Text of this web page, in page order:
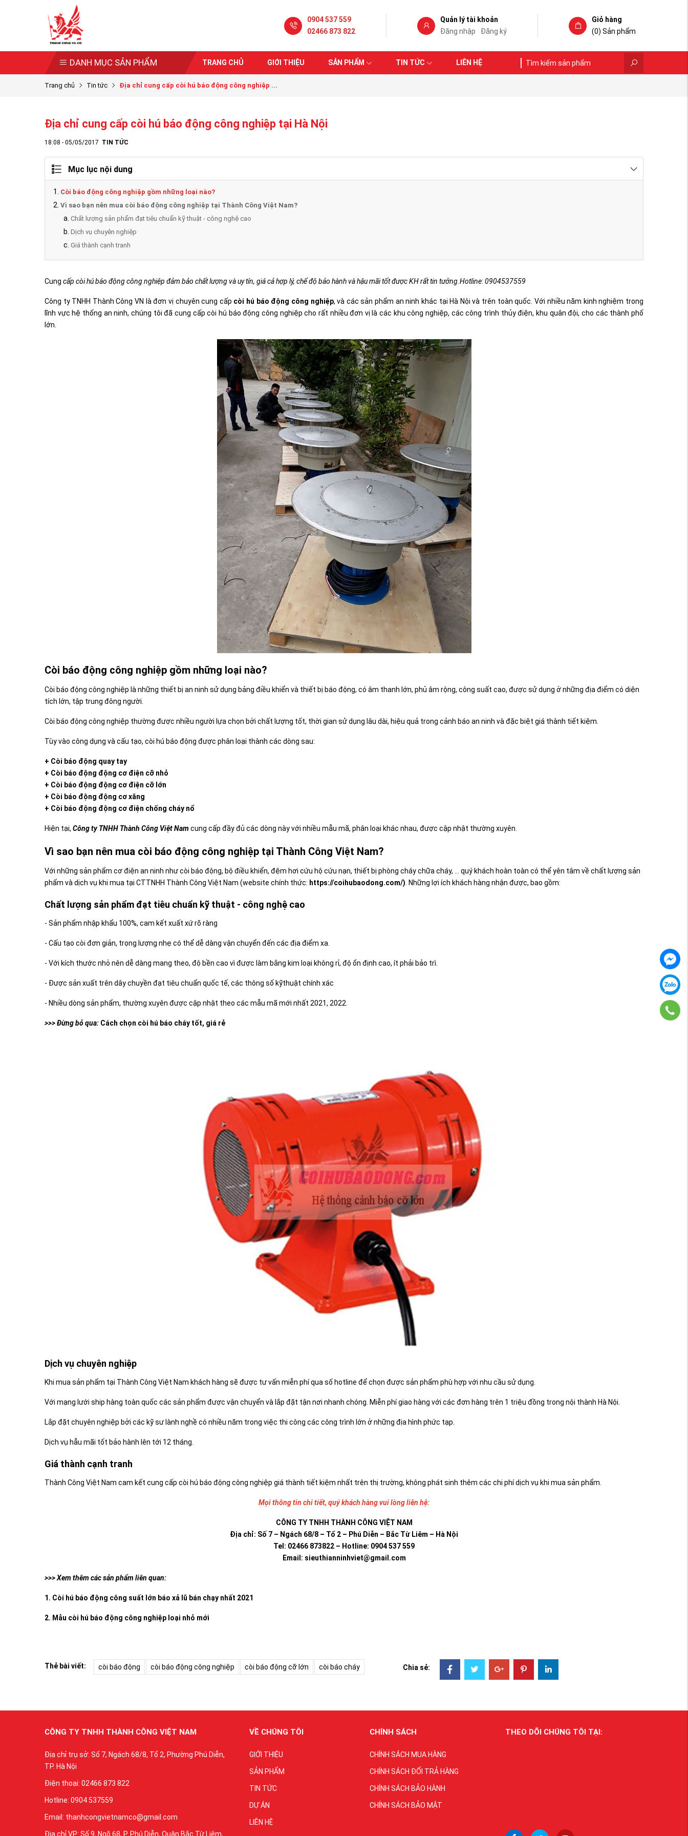
0904 537 559
02466 873 822
Quản lý tài khoản
Đăng nhập
Đăng ký
Giỏ hàng
(0) Sản phẩm
DANH MỤC SẢN PHẨM TRANG CHỦ GIỚI THIỆU SẢN PHẨM TIN TỨC LIÊN HỆ
Trang chủ Tin tức Địa chỉ cung cấp còi hú báo động công nghiệp ...
Địa chỉ cung cấp còi hú báo động công nghiệp tại Hà Nội
18:08 - 05/05/2017 TIN TỨC
Mục lục nội dung
Còi báo động công nghiệp gồm những loại nào?
Vì sao bạn nên mua còi báo động công nghiệp tại Thành Công Việt Nam?
Chất lượng sản phẩm đạt tiêu chuẩn kỹ thuật - công nghệ cao
Dịch vụ chuyên nghiệp
Giá thành cạnh tranh
Cung cấp còi hú báo động công nghiệp đảm bảo chất lượng và uy tín, giá cả hợp lý, chế độ bảo hành và hậu mãi tốt được KH rất tin tưởng.Hotline: 0904537559
Công ty TNHH Thành Công VN là đơn vị chuyên cung cấp còi hú báo động công nghiệp, và các sản phẩm an ninh khác tại Hà Nội và trên toàn quốc. Với nhiều năm kinh nghiệm trong
lĩnh vực hệ thống an ninh, chúng tôi đã cung cấp còi hú báo động công nghiệp cho rất nhiều đơn vị là các khu công nghiệp, các công trình thủy điện, khu quân đội, cho các thành phố
lớn.
Còi báo động công nghiệp gồm những loại nào?
Còi báo động công nghiệp là những thiết bị an ninh sử dụng bảng điều khiển và thiết bị báo động, có âm thanh lớn, phủ âm rộng, công suất cao, được sử dụng ở những địa điểm có diện
tích lớn, tập trung đông người.
Còi báo động công nghiệp thường được nhiều người lựa chọn bởi chất lượng tốt, thời gian sử dụng lâu dài, hiệu quả trong cảnh báo an ninh và đặc biệt giá thành tiết kiệm.
Tùy vào công dụng và cấu tạo, còi hú báo động được phân loại thành các dòng sau:
+ Còi báo động quay tay
+ Còi báo động động cơ điện cỡ nhỏ
+ Còi báo động động cơ điện cỡ lớn
+ Còi báo động động cơ xăng
+ Còi báo động động cơ điện chống cháy nổ
Hiện tại, Công ty TNHH Thành Công Việt Nam cung cấp đầy đủ các dòng này với nhiều mẫu mã, phân loại khác nhau, được cập nhật thường xuyên.
Vì sao bạn nên mua còi báo động công nghiệp tại Thành Công Việt Nam?
Với những sản phẩm cơ điện an ninh như còi báo động, bộ điều khiển, đệm hơi cứu hộ cứu nạn, thiết bị phòng cháy chữa cháy, ... quý khách hoàn toàn có thể yên tâm về chất lượng sản
phẩm và dịch vụ khi mua tại CTTNHH Thành Công Việt Nam (website chính thức: https://coihubaodong.com/) . Những lợi ích khách hàng nhận được, bao gồm:
Chất lượng sản phẩm đạt tiêu chuẩn kỹ thuật - công nghệ cao
- Sản phẩm nhập khẩu 100%, cam kết xuất xứ rõ ràng
- Cấu tạo còi đơn giản, trọng lượng nhẹ có thể dễ dàng vận chuyển đến các địa điểm xa.
- Với kích thước nhỏ nên dễ dàng mang theo, độ bền cao vì được làm bằng kim loại không rỉ, độ ổn định cao, ít phải bảo trì.
- Được sản xuất trên dây chuyền đạt tiêu chuẩn quốc tế, các thông số kỹthuật chính xác
- Nhiều dòng sản phẩm, thường xuyên được cập nhật theo các mẫu mã mới nhất 2021, 2022.
>>> Đừng bỏ qua: Cách chọn còi hú báo cháy tốt, giá rẻ
Dịch vụ chuyên nghiệp
Khi mua sản phẩm tại Thành Công Việt Nam khách hàng sẽ được tư vấn miễn phí qua số hotline để chọn được sản phẩm phù hợp với nhu cầu sử dụng.
Với mạng lưới ship hàng toàn quốc các sản phẩm được vận chuyển và lắp đặt tận nơi nhanh chóng. Miễn phí giao hàng với các đơn hàng trên 1 triệu đồng trong nội thành Hà Nội.
Lắp đặt chuyên nghiệp bởi các kỹ sư lành nghề có nhiều năm trong việc thi công các công trình lớn ở những địa hình phức tạp.
Dịch vụ hẫu mãi tốt bảo hành lên tới 12 tháng.
Giá thành cạnh tranh
Thành Công Việt Nam cam kết cung cấp còi hú báo động công nghiệp giá thành tiết kiệm nhất trên thị trường, không phát sinh thêm các chi phí dịch vụ khi mua sản phẩm.
Mọi thông tin chi tiết, quý khách hàng vui lòng liên hệ:
CÔNG TY TNHH THÀNH CÔNG VIỆT NAM
Địa chỉ: Số 7 – Ngách 68/8 – Tổ 2 – Phú Diễn – Bắc Từ Liêm – Hà Nội
Tel: 02466 873822 – Hotline: 0904 537 559
Email: sieuthianninhviet@gmail.com
>>> Xem thêm các sản phẩm liên quan:
1. Còi hú báo động công suất lớn báo xả lũ bán chạy nhất 2021
2. Mẫu còi hú báo động công nghiệp loại nhỏ mới
Thẻ bài viết: còi báo động còi báo động công nghiệp còi báo động cỡ lớn còi báo cháy Chia sẻ:
CÔNG TY TNHH THÀNH CÔNG VIỆT NAM
Địa chỉ trụ sở: Số 7, Ngách 68/8, Tổ 2, Phường Phú Diễn,
TP. Hà Nội
Điện thoại: 02466 873 822
Hotline: 0904 537559
Email: thanhcongvietnamco@gmail.com
Địa chỉ VP: Số 9, Ngõ 68, P. Phú Diễn, Quận Bắc Từ Liêm,
VỀ CHÚNG TÔI
GIỚI THIỆU
SẢN PHẨM
TIN TỨC
DỰ ÁN
LIÊN HỆ
CHÍNH SÁCH
CHÍNH SÁCH MUA HÀNG
CHÍNH SÁCH ĐỔI TRẢ HÀNG
CHÍNH SÁCH BẢO HÀNH
CHÍNH SÁCH BẢO MẬT
THEO DÕI CHÚNG TÔI TẠI: